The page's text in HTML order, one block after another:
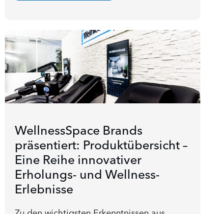
WellnessSpace Brands
präsentiert: Produktübersicht –
Eine Reihe innovativer
Erholungs- und Wellness-
Erlebnisse